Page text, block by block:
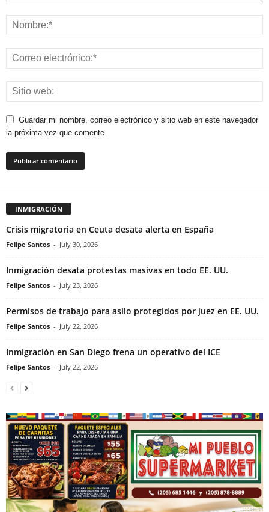
Guardar mi nombre, correo electrónico y sitio web en este navegador
la próxima vez que comente.
INMIGRACIÓN
Crisis migratoria en Ceuta desata alerta en España
Felipe Santos - July 30, 2026
Inmigración desata protestas masivas en todo EE. UU.
Felipe Santos - July 23, 2026
Permisos de trabajo para asilo protegidos por juez en EE. UU.
Felipe Santos - July 22, 2026
Inmigración en San Diego frena un operativo del ICE
Felipe Santos - July 22, 2026